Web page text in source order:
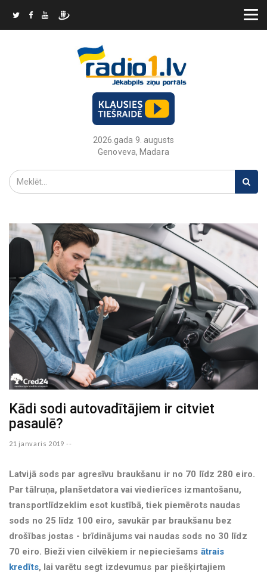
2026.gada 9. augusts
Genoveva, Madara
Kādi sodi autovadītājiem ir citviet
pasaulē?
21 janvaris 2019 --
Latvijā sods par agresīvu braukšanu ir no 70 līdz 280 eiro.
Par tālruņa, planšetdatora vai viedierīces izmantošanu,
transportlīdzeklim esot kustībā, tiek piemērots naudas
sods no 25 līdz 100 eiro, savukār par braukšanu bez
drošības jostas - brīdinājums vai naudas sods no 30 līdz
70 eiro. Bieži vien cilvēkiem ir nepieciešams ātrais
kredīts, lai varētu segt izdevumus par piešķirtajiem